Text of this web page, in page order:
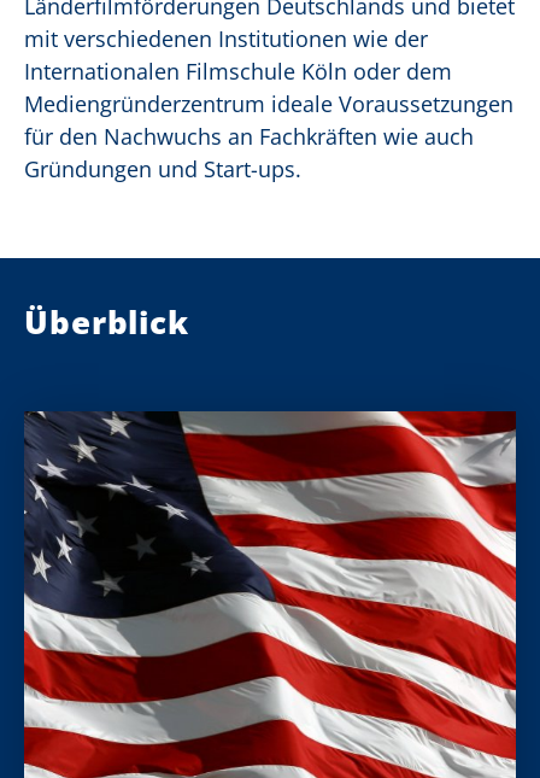
Länderfilmförderungen Deutschlands und bietet
mit verschiedenen Institutionen wie der
Internationalen Filmschule Köln oder dem
Mediengründerzentrum ideale Voraussetzungen
für den Nachwuchs an Fachkräften wie auch
Gründungen und Start-ups.
Überblick